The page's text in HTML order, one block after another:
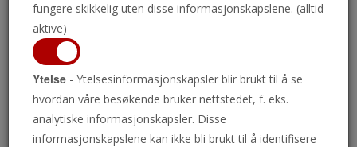
Jeremia og den
største visjonen i
Bibelen
fungere skikkelig uten disse informasjonskapslene. (alltid
aktive)
Ytelse - Ytelsesinformasjonskapsler blir brukt til å se
hvordan våre besøkende bruker nettstedet, f. eks.
analytiske informasjonskapsler. Disse
informasjonskapslene kan ikke bli brukt til å identifisere